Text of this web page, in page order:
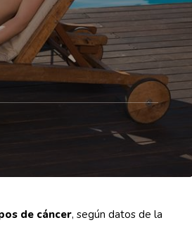
de cáncer, según datos de la